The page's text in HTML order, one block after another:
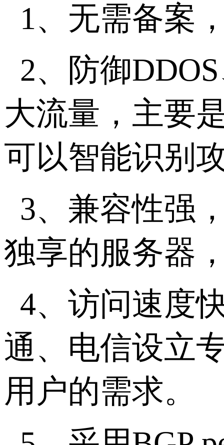
1、无需备案
2、防御
大流量，主要
可以智能识别
3、兼容性强
独享的服务器
4、访问速度
通、电信设立
用户的需求。